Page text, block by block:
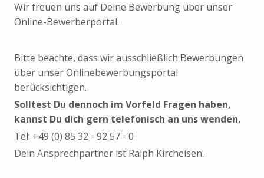
Wir freuen uns auf Deine Bewerbung über unser
Online-Bewerberportal.
Bitte beachte, dass wir ausschließlich Bewerbungen
über unser Onlinebewerbungsportal
berücksichtigen.
Solltest Du dennoch im Vorfeld Fragen haben,
kannst Du dich gern telefonisch an uns wenden.
Tel: +49 (0) 85 32 - 92 57 - 0
Dein Ansprechpartner ist Ralph Kircheisen.